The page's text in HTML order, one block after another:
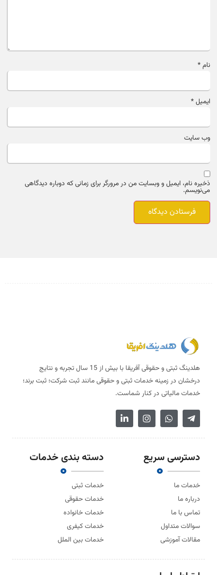
نام*
ایمیل*
وب‌ سایت
ذخیره نام، ایمیل و وبسایت من در مرورگر برای زمانی که دوباره دیدگاهی
می‌نویسم.
هلدینگ ثبتی و حقوقی آفریقا با بیش از 15 سال تجربه و نتایج
درخشان در زمینه خدمات ثبتی و حقوقی مانند ثبت شرکت؛ ثبت برند؛
خدمات مالیاتی در کنار شماست.
دسترسی سریع
خدمات ما
درباره ما
تماس با ما
سوالات متداول
مقالات آموزشی
دسته بندی خدمات
خدمات ثبتی
خدمات حقوقی
خدمات خانواده
خدمات کیفری
خدمات بین الملل